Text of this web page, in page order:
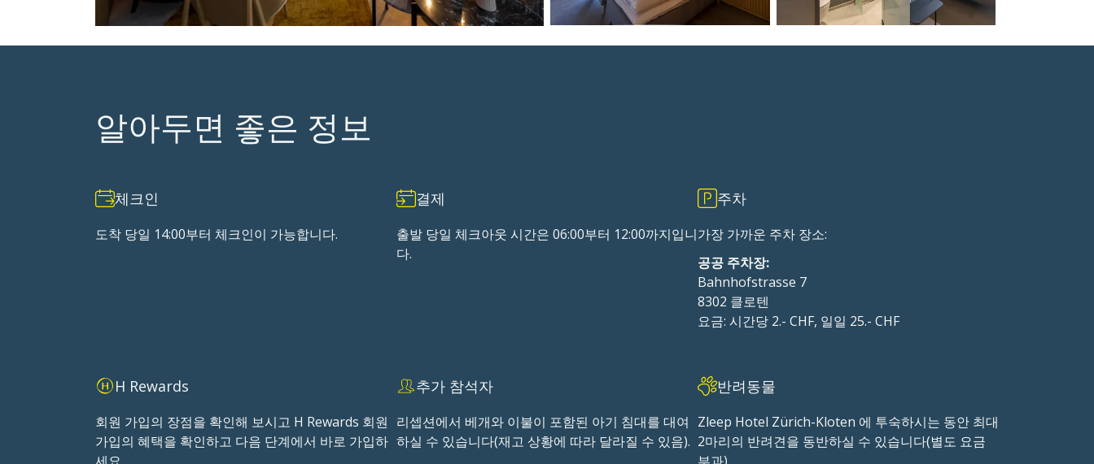
알아두면 좋은 정보
체크인
도착 당일 14:00부터 체크인이 가능합니다.
결제
출발 당일 체크아웃 시간은 06:00부터 12:00까지입니
다.
주차
가장 가까운 주차 장소:
공공 주차장:
Bahnhofstrasse 7
8302 클로텐
요금: 시간당 2.- CHF, 일일 25.- CHF
H Rewards
회원 가입의 장점을 확인해 보시고 H Rewards 회원
가입의 혜택을 확인하고 다음 단계에서 바로 가입하
추가 참석자
리셉션에서 베개와 이불이 포함된 아기 침대를 대여
하실 수 있습니다(재고 상황에 따라 달라질 수 있음).
반려동물
Zleep Hotel Zürich-Kloten 에 투숙하시는 동안 최대
2마리의 반려견을 동반하실 수 있습니다(별도 요금